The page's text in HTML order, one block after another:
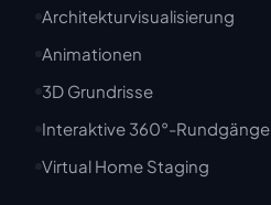
Architekturvisualisierung
Animationen
3D Grundrisse
Interaktive 360°-Rundgänge
Virtual Home Staging